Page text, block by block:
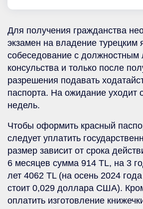
Для получения гражданства
экзамен на владение турецким
собеседование с должностным
консульства и только после
разрешения подавать
паспорта. На ожидание уходит
недель.
Чтобы оформить красный
следует уплатить
размер зависит от срока
6 месяцев сумма 914 TL, на 3
лет 4062 TL (на осень 2024
стоит 0,029 доллара США).
оплатить изготовление